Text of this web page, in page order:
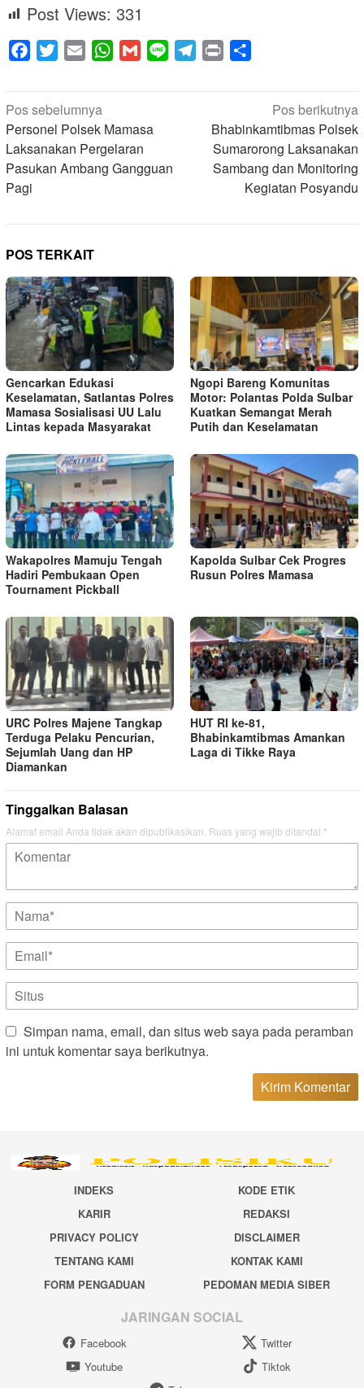
Post Views: 331
Facebook
Twitter Email WhatsApp
Gmail Line Telegram
Print
Navigasi
pos
Pos sebelumnya
Personel Polsek Mamasa
Laksanakan Pergelaran
Pasukan Ambang Gangguan
Pagi
Pos berikutnya
Bhabinkamtibmas Polsek
Sumarorong Laksanakan
Sambang dan Monitoring
Kegiatan Posyandu
POS TERKAIT
Gencarkan Edukasi
Keselamatan, Satlantas Polres
Mamasa Sosialisasi UU Lalu
Lintas kepada Masyarakat
Ngopi Bareng Komunitas
Motor: Polantas Polda Sulbar
Kuatkan Semangat Merah
Putih dan Keselamatan
Wakapolres Mamuju Tengah
Hadiri Pembukaan Open
Tournament Pickball
Kapolda Sulbar Cek Progres
Rusun Polres Mamasa
URC Polres Majene Tangkap
Terduga Pelaku Pencurian,
Sejumlah Uang dan HP
Diamankan
HUT RI ke-81,
Bhabinkamtibmas Amankan
Laga di Tikke Raya
Tinggalkan Balasan
Alamat email Anda tidak akan dipublikasikan. Ruas yang wajib ditandai *
Simpan nama, email, dan situs web saya pada peramban
ini untuk komentar saya berikutnya.
INDEKS
KODE ETIK
KARIR
REDAKSI
PRIVACY POLICY
DISCLAIMER
TENTANG KAMI
KONTAK KAMI
FORM PENGADUAN
PEDOMAN MEDIA SIBER
JARINGAN SOCIAL
Facebook
Twitter
Youtube
Tiktok